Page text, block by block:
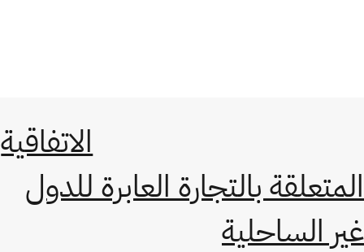
الاتفاقية
المتعلقة بالتجارة العابرة للدول
غير الساحلية